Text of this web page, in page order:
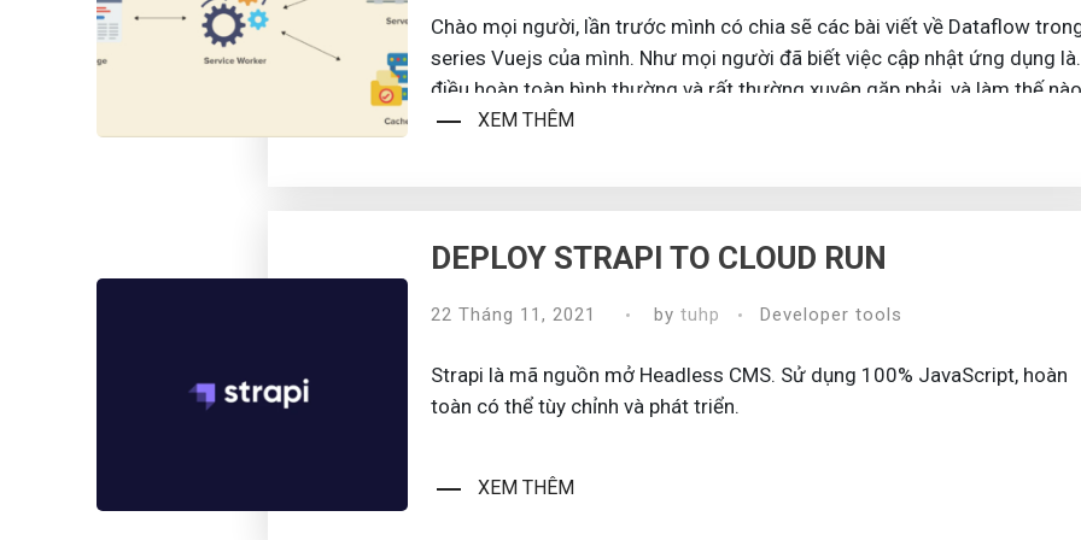
Chào mọi người, lần trước mình có chia sẽ các bài viết về Dataflow
series Vuejs của mình. Như mọi người đã biết việc cập nhật ứng dụng là
điều hoàn toàn bình thường và rất thường xuyên gặp phải, và làm thế nào
để ta có thể thông báo cho khách hàng biết rằng có bản cập nhật mới, sa
XEM THÊM
DEPLOY STRAPI TO CLOUD RUN
22 Tháng 11, 2021 by tuhp Developer tools
Strapi là mã nguồn mở Headless CMS. Sử dụng 100% JavaScript, hoàn
toàn có thể tùy chỉnh và phát triển.
XEM THÊM